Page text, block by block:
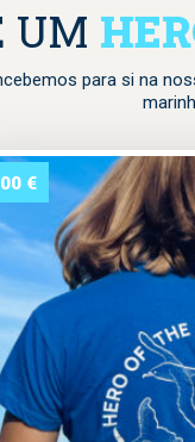
UM
para si na
€